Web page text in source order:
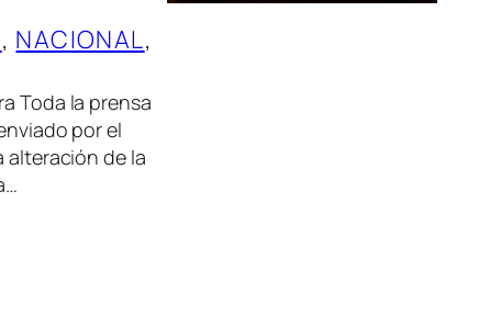
, NACIONAL
Toda la prensa
por el
alteración de la